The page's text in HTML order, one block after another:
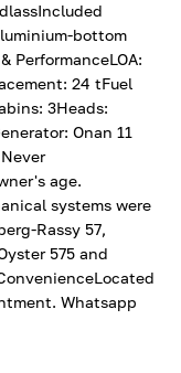
bottom
PerformanceLOA:
24 tFuel
3Heads:
Onan 11
age.
systems were
Rassy 57,
575 and
Whatsapp